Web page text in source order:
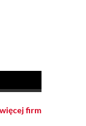
firm